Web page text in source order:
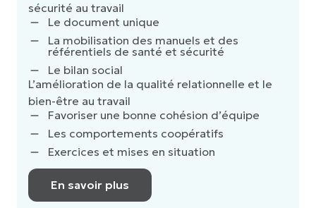
sécurité au travail
Le document unique
La mobilisation des manuels et des
référentiels de santé et sécurité
Le bilan social
L’amélioration de la qualité relationnelle et le
bien-être au travail
Favoriser une bonne cohésion d’équipe
Les comportements coopératifs
Exercices et mises en situation
En savoir plus